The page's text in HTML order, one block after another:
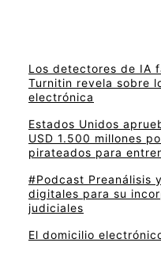
Los detectores de IA
Turnitin revela sobre
electrónica
Estados Unidos
USD 1.500 millones
pirateados para
#Podcast Preanálisis
digitales para su
judiciales
El domicilio